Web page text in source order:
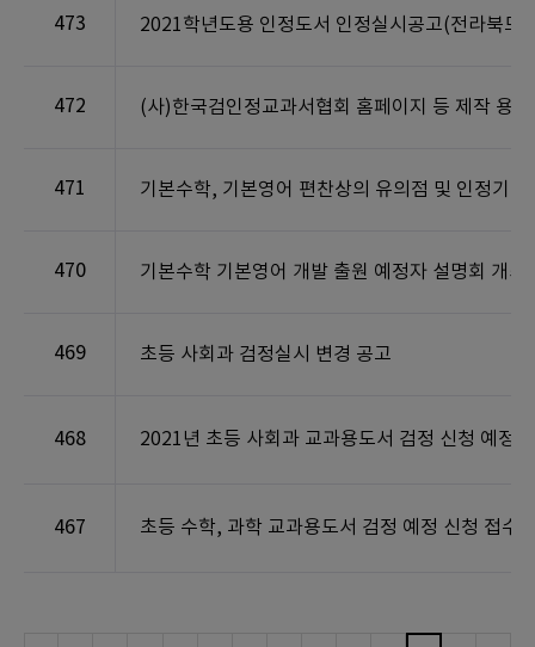
473 2021학년도용 인정도서 인정실시공고(전라북도
472 (사)한국검인정교과서협회 홈페이지 등 제작 용
471 기본수학, 기본영어 편찬상의 유의점 및 인정기준
470 기본수학 기본영어 개발 출원 예정자 설명회 개최
469 초등 사회과 검정실시 변경 공고
468 2021년 초등 사회과 교과용도서 검정 신청 예정
467 초등 수학, 과학 교과용도서 검정 예정 신청 접수